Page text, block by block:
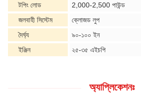
টপিং লোড
2,000-2,500 পাউন্ড
জলবাহী সিস্টেম
ক্লোজড লুপ
দৈর্ঘ্য
৯০-১০০ ইন
ইঞ্জিন
২৫-৩৫ এইচপি
অ্যাপ্লিকেশনঃ